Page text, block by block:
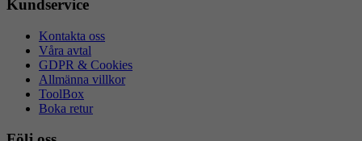
Kundservice
Kontakta oss
Våra avtal
GDPR & Cookies
Allmänna villkor
ToolBox
Boka retur